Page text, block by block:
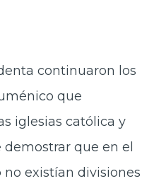
continuaron los
que
iglesias católica y
que en el
existían divisiones